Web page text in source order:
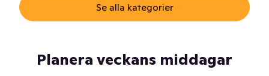
Se alla kategorier
Planera veckans middagar